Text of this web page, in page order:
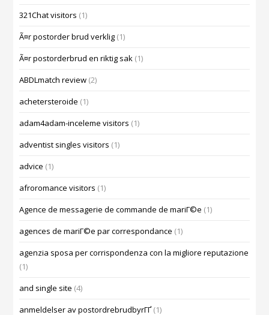
321Chat visitors (1)
Ã¤r postorder brud verklig (1)
Ã¤r postorderbrud en riktig sak (1)
ABDLmatch review (2)
achetersteroide (1)
adam4adam-inceleme visitors (1)
adventist singles visitors (1)
advice (1)
afroromance visitors (1)
Agence de messagerie de commande de mariГ©e (1)
agences de mariГ©e par correspondance (1)
agenzia sposa per corrispondenza con la migliore reputazione
(1)
and single site (4)
anmeldelser av postordrebrudbyrГҐ (1)